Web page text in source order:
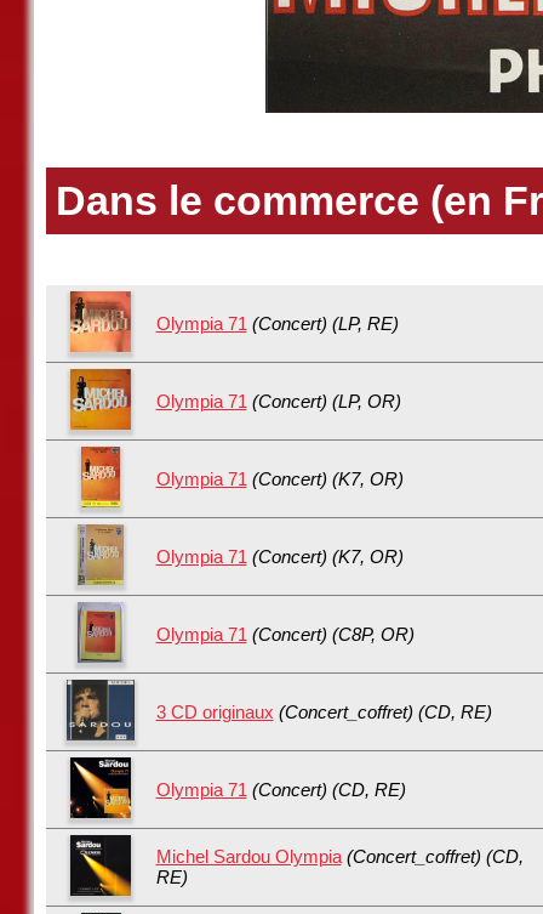
Dans le commerce (en
Olympia 71 (Concert) (LP, RE)
Olympia 71 (Concert) (LP, OR)
Olympia 71 (Concert) (K7, OR)
Olympia 71 (Concert) (K7, OR)
Olympia 71 (Concert) (C8P, OR)
3 CD originaux (Concert_coffret) (CD, RE)
Olympia 71 (Concert) (CD, RE)
Michel Sardou Olympia (Concert_coffret) (CD,
RE)